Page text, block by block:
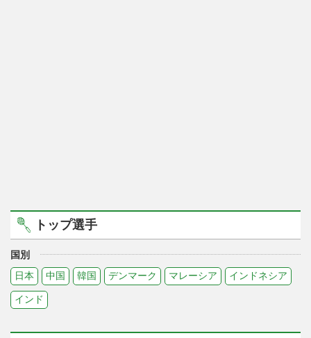
トップ選手
国別
日本
中国 韓国 デンマーク マレーシア インドネシア
インド